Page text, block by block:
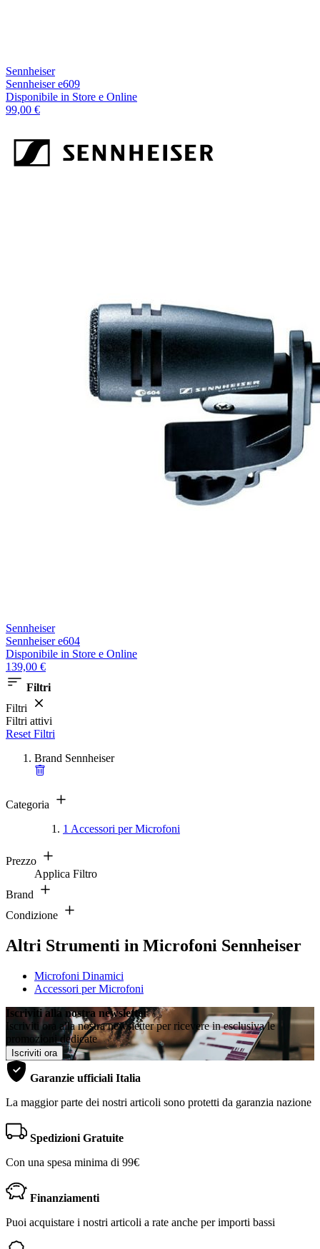
Sennheiser
Sennheiser e609
Disponibile in Store e Online
99,00 €
Sennheiser
Sennheiser e604
Disponibile in Store e Online
139,00 €
Filtri
Filtri
Filtri attivi
Reset Filtri
Brand Sennheiser
Categoria
1 Accessori per Microfoni
Prezzo
Applica Filtro
Brand
Condizione
Altri Strumenti in Microfoni Sennheiser
Microfoni Dinamici
Accessori per Microfoni
Iscriviti alla nostra newsletter
Iscriviti ora alla nostra newsletter per ricevere in esclusiva le
promozioni dedicate
Iscriviti ora
Garanzie ufficiali Italia
La maggior parte dei nostri articoli sono protetti da garanzia nazione
Spedizioni Gratuite
Con una spesa minima di 99€
Finanziamenti
Puoi acquistare i nostri articoli a rate anche per importi bassi